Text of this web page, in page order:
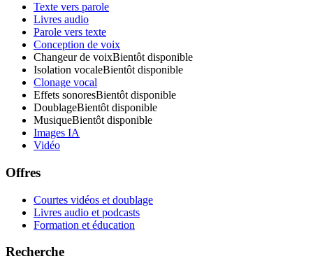
Texte vers parole
Livres audio
Parole vers texte
Conception de voix
Changeur de voixBientôt disponible
Isolation vocaleBientôt disponible
Clonage vocal
Effets sonoresBientôt disponible
DoublageBientôt disponible
MusiqueBientôt disponible
Images IA
Vidéo
Offres
Courtes vidéos et doublage
Livres audio et podcasts
Formation et éducation
Recherche